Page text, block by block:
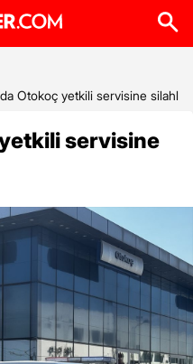
Otokoç yetkili servisine silahla
servisine